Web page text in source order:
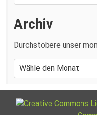
Archiv
Durchstöbere unser